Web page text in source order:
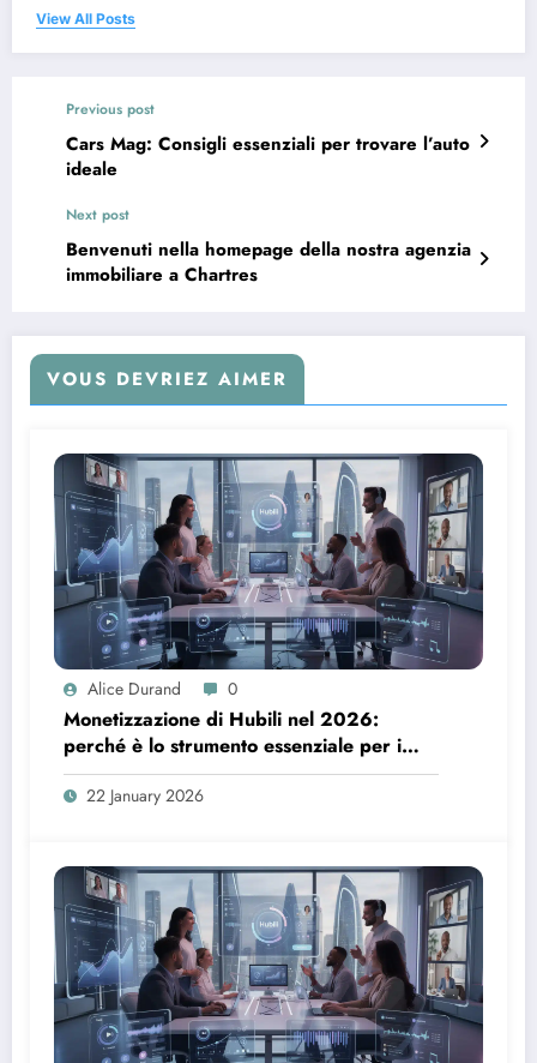
View All Posts
Previous post
Cars Mag: Consigli essenziali per trovare l’auto
ideale
Next post
Benvenuti nella homepage della nostra agenzia
immobiliare a Chartres
VOUS DEVRIEZ AIMER
Alice Durand 0
Monetizzazione di Hubili nel 2026:
perché è lo strumento essenziale per i
creatori
22 January 2026